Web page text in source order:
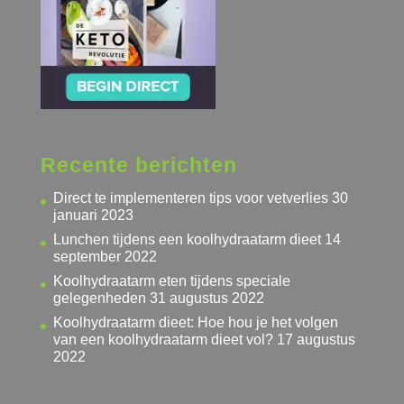
Recente berichten
Direct te implementeren tips voor vetverlies 30
januari 2023
Lunchen tijdens een koolhydraatarm dieet 14
september 2022
Koolhydraatarm eten tijdens speciale
gelegenheden 31 augustus 2022
Koolhydraatarm dieet: Hoe hou je het volgen
van een koolhydraatarm dieet vol? 17 augustus
2022